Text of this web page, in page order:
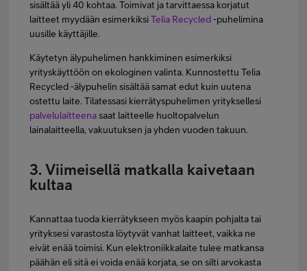
sisältää yli 40 kohtaa. Toimivat ja tarvittaessa korjatut
laitteet myydään esimerkiksiTelia Recycled-puhelimina
uusille käyttäjille.
Käytetyn älypuhelimen hankkiminen esimerkiksi
yrityskäyttöön on ekologinen valinta. Kunnostettu Telia
Recycled -älypuhelin sisältää samat edut kuin uutena
ostettu laite. Tilatessasi kierrätyspuhelimen yrityksellesi
palvelulaitteenasaat laitteelle huoltopalvelun
lainalaitteella, vakuutuksen ja yhden vuoden takuun.
3. Viimeisellä matkalla kaivetaan
kultaa
Kannattaa tuoda kierrätykseen myös kaapin pohjalta tai
yrityksesi varastosta löytyvät vanhat laitteet, vaikka ne
eivät enää toimisi. Kun elektroniikkalaite tulee matkansa
päähän eli sitä ei voida enää korjata, se on silti arvokasta